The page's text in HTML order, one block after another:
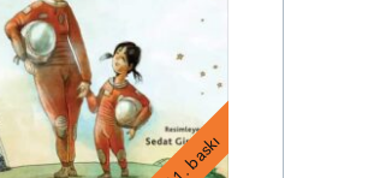
11. baskı